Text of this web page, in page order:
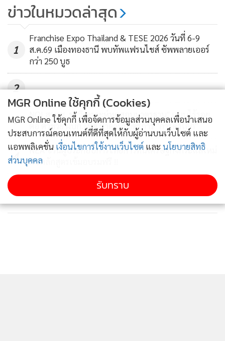
3. ศูนย์บ่มเพาะวิสาหกิจ มหาวิทยาลัยราชภัฏนครราชสีมา
(NRRU UBI)
4. คณะวิศวกรรมศาสตร์ มหาวิทยาลัยนครพนม (Eng NPU)
ข่าวในหมวดล่าสุด
1
Franchise Expo Thailand & TESE 2026 วันที่ 6-9
ส.ค.69 เมืองทองธานี พบทัพแฟรนไชส์ ซัพพลายเออร์
กว่า 250 บูธ
2
3
NQI สวทช. ชู "วิเคราะห์ทดสอบมาตรฐาน" แบบไร้รอย
ต่อ ตัวช่วย ผปก.ไทย ฝ่าด่านมาตรการ "การค้าโลก"
4
NEA ชวนผู้ประกอบการไทยก้าวทันเศรษฐกิจกระแสใหม่
กับหลักสูตรเข้มอบรมฟรี !!
ข่าวอื่นในหมวด
MGR Online ใช้คุกกี้ (Cookies)
MGR Online ใช้คุกกี้ เพื่อจัดการข้อมูลส่วนบุคคลเพื่อนำเสนอ
ประสบการณ์คอนเทนต์ที่ดีที่สุดให้กับผู้อ่านบนเว็บไซต์ และ
แอพพลิเคชั่น เงื่อนไขการใช้งานเว็บไซต์ และ นโยบายสิทธิ
ส่วนบุคคล
รับทราบ